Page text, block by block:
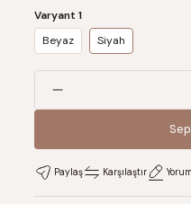
Varyant 1
Beyaz
Siyah
Paylaş Karşılaştır